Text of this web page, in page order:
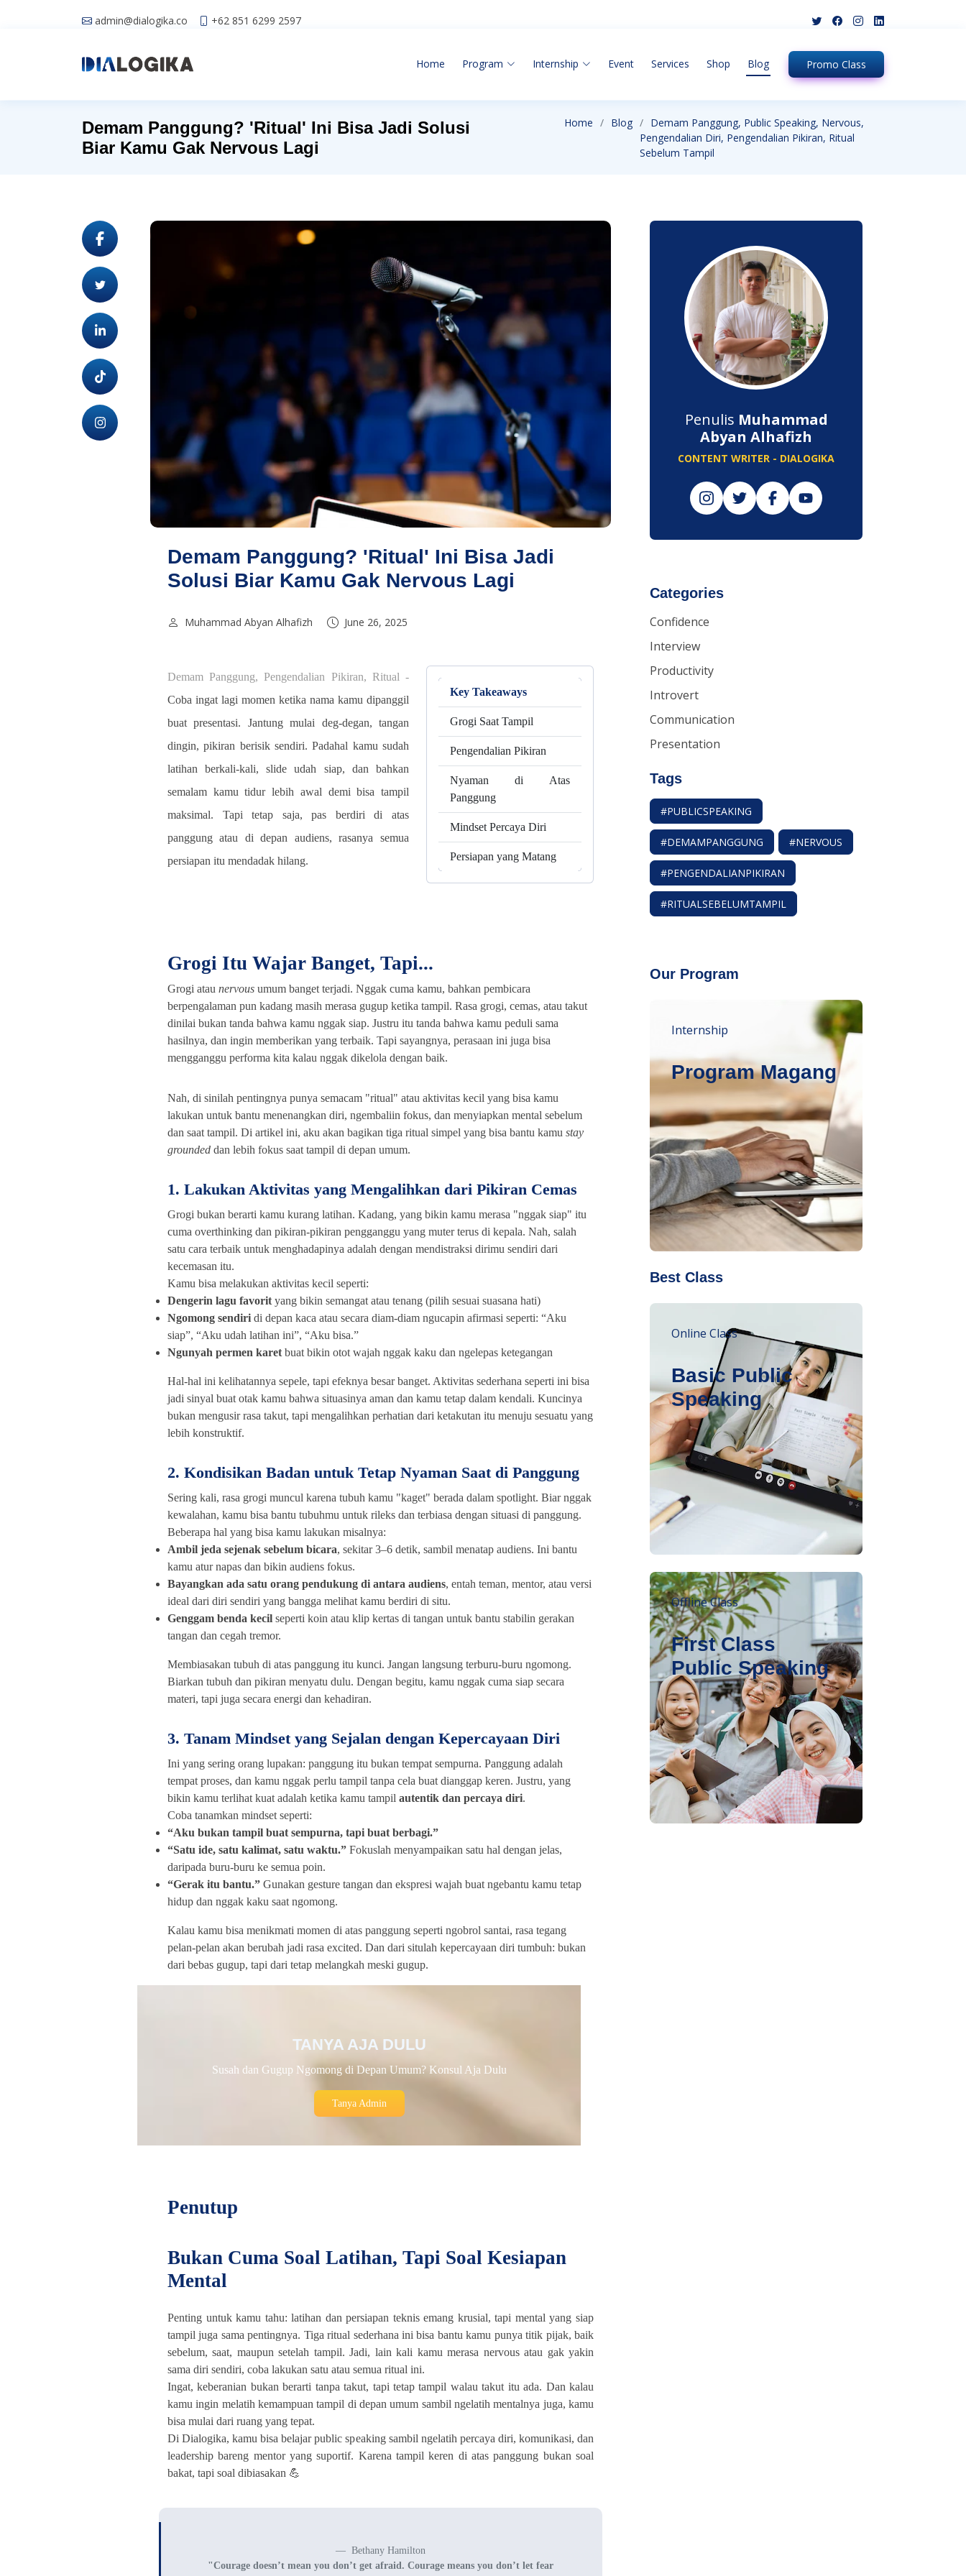
admin@dialogika.co +62 851 6299 2597
Home Program Internship Event Services Shop Blog Promo Class
Demam Panggung? 'Ritual' Ini Bisa Jadi Solusi
Biar Kamu Gak Nervous Lagi
Home Blog
Demam Panggung, Public Speaking, Nervous,
Pengendalian Diri, Pengendalian Pikiran, Ritual
Sebelum Tampil
Demam Panggung? 'Ritual' Ini Bisa Jadi
Solusi Biar Kamu Gak Nervous Lagi
Muhammad Abyan Alhafizh June 26, 2025
Demam Panggung, Pengendalian Pikiran, Ritual -
Coba ingat lagi momen ketika nama kamu dipanggil
buat presentasi. Jantung mulai deg-degan, tangan
dingin, pikiran berisik sendiri. Padahal kamu sudah
latihan berkali-kali, slide udah siap, dan bahkan
semalam kamu tidur lebih awal demi bisa tampil
maksimal. Tapi tetap saja, pas berdiri di atas
panggung atau di depan audiens, rasanya semua
persiapan itu mendadak hilang.
Key Takeaways
Grogi Saat Tampil
Pengendalian Pikiran
Nyaman di Atas
Panggung
Mindset Percaya Diri
Persiapan yang Matang
Grogi Itu Wajar Banget, Tapi...
Grogi atau nervous umum banget terjadi. Nggak cuma kamu, bahkan pembicara
berpengalaman pun kadang masih merasa gugup ketika tampil. Rasa grogi, cemas, atau takut
dinilai bukan tanda bahwa kamu nggak siap. Justru itu tanda bahwa kamu peduli sama
hasilnya, dan ingin memberikan yang terbaik. Tapi sayangnya, perasaan ini juga bisa
mengganggu performa kita kalau nggak dikelola dengan baik.
Nah, di sinilah pentingnya punya semacam "ritual" atau aktivitas kecil yang bisa kamu
lakukan untuk bantu menenangkan diri, ngembaliin fokus, dan menyiapkan mental sebelum
dan saat tampil. Di artikel ini, aku akan bagikan tiga ritual simpel yang bisa bantu kamu stay
grounded dan lebih fokus saat tampil di depan umum.
1. Lakukan Aktivitas yang Mengalihkan dari Pikiran Cemas
Grogi bukan berarti kamu kurang latihan. Kadang, yang bikin kamu merasa "nggak siap" itu
cuma overthinking dan pikiran-pikiran pengganggu yang muter terus di kepala. Nah, salah
satu cara terbaik untuk menghadapinya adalah dengan mendistraksi dirimu sendiri dari
kecemasan itu.
Kamu bisa melakukan aktivitas kecil seperti:
Dengerin lagu favorit yang bikin semangat atau tenang (pilih sesuai suasana hati)
Ngomong sendiri di depan kaca atau secara diam-diam ngucapin afirmasi seperti: “Aku
siap”, “Aku udah latihan ini”, “Aku bisa.”
Ngunyah permen karet buat bikin otot wajah nggak kaku dan ngelepas ketegangan
Hal-hal ini kelihatannya sepele, tapi efeknya besar banget. Aktivitas sederhana seperti ini bisa
jadi sinyal buat otak kamu bahwa situasinya aman dan kamu tetap dalam kendali. Kuncinya
bukan mengusir rasa takut, tapi mengalihkan perhatian dari ketakutan itu menuju sesuatu yang
lebih konstruktif.
2. Kondisikan Badan untuk Tetap Nyaman Saat di Panggung
Sering kali, rasa grogi muncul karena tubuh kamu "kaget" berada dalam spotlight. Biar nggak
kewalahan, kamu bisa bantu tubuhmu untuk rileks dan terbiasa dengan situasi di panggung.
Beberapa hal yang bisa kamu lakukan misalnya:
Ambil jeda sejenak sebelum bicara, sekitar 3–6 detik, sambil menatap audiens. Ini bantu
kamu atur napas dan bikin audiens fokus.
Bayangkan ada satu orang pendukung di antara audiens, entah teman, mentor, atau versi
ideal dari diri sendiri yang bangga melihat kamu berdiri di situ.
Genggam benda kecil seperti koin atau klip kertas di tangan untuk bantu stabilin gerakan
tangan dan cegah tremor.
Membiasakan tubuh di atas panggung itu kunci. Jangan langsung terburu-buru ngomong.
Biarkan tubuh dan pikiran menyatu dulu. Dengan begitu, kamu nggak cuma siap secara
materi, tapi juga secara energi dan kehadiran.
3. Tanam Mindset yang Sejalan dengan Kepercayaan Diri
Ini yang sering orang lupakan: panggung itu bukan tempat sempurna. Panggung adalah
tempat proses, dan kamu nggak perlu tampil tanpa cela buat dianggap keren. Justru, yang
bikin kamu terlihat kuat adalah ketika kamu tampil autentik dan percaya diri.
Coba tanamkan mindset seperti:
“Aku bukan tampil buat sempurna, tapi buat berbagi.”
“Satu ide, satu kalimat, satu waktu.” Fokuslah menyampaikan satu hal dengan jelas,
daripada buru-buru ke semua poin.
“Gerak itu bantu.” Gunakan gesture tangan dan ekspresi wajah buat ngebantu kamu tetap
hidup dan nggak kaku saat ngomong.
Kalau kamu bisa menikmati momen di atas panggung seperti ngobrol santai, rasa tegang
pelan-pelan akan berubah jadi rasa excited. Dan dari situlah kepercayaan diri tumbuh: bukan
dari bebas gugup, tapi dari tetap melangkah meski gugup.
TANYA AJA DULU
Susah dan Gugup Ngomong di Depan Umum? Konsul Aja Dulu
Tanya Admin
Penutup
Bukan Cuma Soal Latihan, Tapi Soal Kesiapan
Mental
Penting untuk kamu tahu: latihan dan persiapan teknis emang krusial, tapi mental yang siap
tampil juga sama pentingnya. Tiga ritual sederhana ini bisa bantu kamu punya titik pijak, baik
sebelum, saat, maupun setelah tampil. Jadi, lain kali kamu merasa nervous atau gak yakin
sama diri sendiri, coba lakukan satu atau semua ritual ini.
Ingat, keberanian bukan berarti tanpa takut, tapi tetap tampil walau takut itu ada. Dan kalau
kamu ingin melatih kemampuan tampil di depan umum sambil ngelatih mentalnya juga, kamu
bisa mulai dari ruang yang tepat.
Di Dialogika, kamu bisa belajar public speaking sambil ngelatih percaya diri, komunikasi, dan
leadership bareng mentor yang suportif. Karena tampil keren di atas panggung bukan soal
bakat, tapi soal dibiasakan 💪
Bethany Hamilton
"Courage doesn’t mean you don’t get afraid. Courage means you don’t let fear
Penulis Muhammad
Abyan Alhafizh
CONTENT WRITER - DIALOGIKA
Categories
Confidence
Interview
Productivity
Introvert
Communication
Presentation
Tags
#PUBLICSPEAKING
#DEMAMPANGGUNG #NERVOUS
#PENGENDALIANPIKIRAN
#RITUALSEBELUMTAMPIL
Our Program
Internship
Program Magang
Best Class
Online Class
Basic Public
Speaking
Offline Class
First Class
Public Speaking